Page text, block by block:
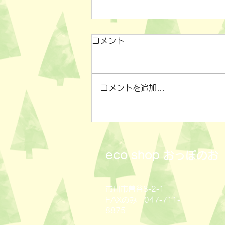
コメント
コメントを追加…
eco shop おっぽのお
市川市曽谷8-2-1
FAXのみ 047-711-
8875